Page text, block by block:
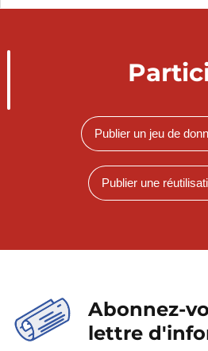
Publier un jeu de
Publier une
Abonnez-
lettre